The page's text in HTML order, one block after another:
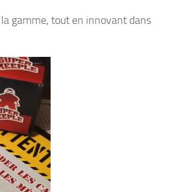
gamme, tout en innovant dans